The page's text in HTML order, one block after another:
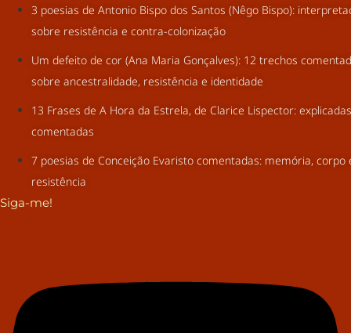
3 poesias de Antonio Bispo dos Santos (Nêgo Bispo):
sobre resistência e contra-colonização
Um defeito de cor (Ana Maria Gonçalves): 12 trechos
sobre ancestralidade, resistência e identidade
13 Frases de A Hora da Estrela, de Clarice Lispector:
comentadas
7 poesias de Conceição Evaristo comentadas: memória, corpo
resistência
Siga-me!